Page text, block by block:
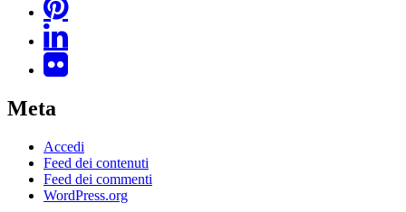
Meta
Accedi
Feed dei contenuti
Feed dei commenti
WordPress.org